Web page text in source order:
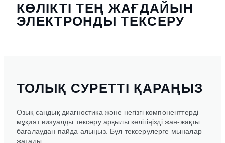
‌КӨЛІКТІ ТЕҢ ЖАҒДАЙЫН
ЭЛЕКТРОНДЫ ТЕКСЕРУ
ТОЛЫҚ СУРЕТТІ ҚАРАҢЫЗ
Озық сандық диагностика және негізгі компоненттерді
мұқият визуалды тексеру арқылы көлігіңізді жан-жақты
бағалаудан пайда алыңыз. Бұл тексерулерге мыналар
жатады: